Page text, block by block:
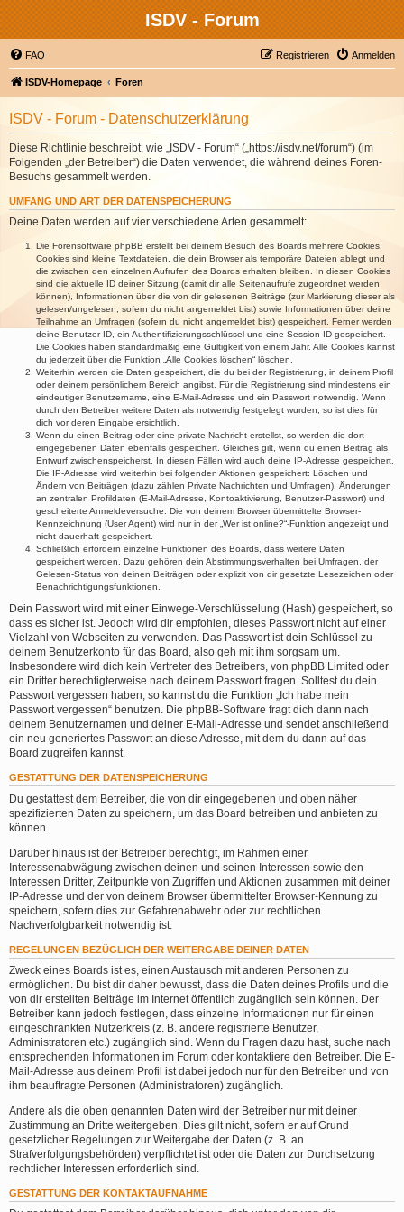
ISDV - Forum
FAQ Anmelden
Registrieren
ISDV-Homepage Foren
ISDV - Forum - Datenschutzerklärung
Diese Richtlinie beschreibt, wie „ISDV - Forum“ („https://isdv.net/forum“) (im
Folgenden „der Betreiber“) die Daten verwendet, die während deines Foren-
Besuchs gesammelt werden.
UMFANG UND ART DER DATENSPEICHERUNG
Deine Daten werden auf vier verschiedene Arten gesammelt:
Die Forensoftware phpBB erstellt bei deinem Besuch des Boards mehrere Cookies.
Cookies sind kleine Textdateien, die dein Browser als temporäre Dateien ablegt und
die zwischen den einzelnen Aufrufen des Boards erhalten bleiben. In diesen Cookies
sind die aktuelle ID deiner Sitzung (damit dir alle Seitenaufrufe zugeordnet werden
können), Informationen über die von dir gelesenen Beiträge (zur Markierung dieser als
gelesen/ungelesen; sofern du nicht angemeldet bist) sowie Informationen über deine
Teilnahme an Umfragen (sofern du nicht angemeldet bist) gespeichert. Ferner werden
deine Benutzer-ID, ein Authentifizierungsschlüssel und eine Session-ID gespeichert.
Die Cookies haben standardmäßig eine Gültigkeit von einem Jahr. Alle Cookies kannst
du jederzeit über die Funktion „Alle Cookies löschen“ löschen.
Weiterhin werden die Daten gespeichert, die du bei der Registrierung, in deinem Profil
oder deinem persönlichem Bereich angibst. Für die Registrierung sind mindestens ein
eindeutiger Benutzername, eine E-Mail-Adresse und ein Passwort notwendig. Wenn
durch den Betreiber weitere Daten als notwendig festgelegt wurden, so ist dies für
dich vor deren Eingabe ersichtlich.
Wenn du einen Beitrag oder eine private Nachricht erstellst, so werden die dort
eingegebenen Daten ebenfalls gespeichert. Gleiches gilt, wenn du einen Beitrag als
Entwurf zwischenspeicherst. In diesen Fällen wird auch deine IP-Adresse gespeichert.
Die IP-Adresse wird weiterhin bei folgenden Aktionen gespeichert: Löschen und
Ändern von Beiträgen (dazu zählen Private Nachrichten und Umfragen), Änderungen
an zentralen Profildaten (E-Mail-Adresse, Kontoaktivierung, Benutzer-Passwort) und
gescheiterte Anmeldeversuche. Die von deinem Browser übermittelte Browser-
Kennzeichnung (User Agent) wird nur in der „Wer ist online?“-Funktion angezeigt und
nicht dauerhaft gespeichert.
Schließlich erfordern einzelne Funktionen des Boards, dass weitere Daten
gespeichert werden. Dazu gehören dein Abstimmungsverhalten bei Umfragen, der
Gelesen-Status von deinen Beiträgen oder explizit von dir gesetzte Lesezeichen oder
Benachrichtigungsfunktionen.
Dein Passwort wird mit einer Einwege-Verschlüsselung (Hash) gespeichert, so
dass es sicher ist. Jedoch wird dir empfohlen, dieses Passwort nicht auf einer
Vielzahl von Webseiten zu verwenden. Das Passwort ist dein Schlüssel zu
deinem Benutzerkonto für das Board, also geh mit ihm sorgsam um.
Insbesondere wird dich kein Vertreter des Betreibers, von phpBB Limited oder
ein Dritter berechtigterweise nach deinem Passwort fragen. Solltest du dein
Passwort vergessen haben, so kannst du die Funktion „Ich habe mein
Passwort vergessen“ benutzen. Die phpBB-Software fragt dich dann nach
deinem Benutzernamen und deiner E-Mail-Adresse und sendet anschließend
ein neu generiertes Passwort an diese Adresse, mit dem du dann auf das
Board zugreifen kannst.
GESTATTUNG DER DATENSPEICHERUNG
Du gestattest dem Betreiber, die von dir eingegebenen und oben näher
spezifizierten Daten zu speichern, um das Board betreiben und anbieten zu
können.
Darüber hinaus ist der Betreiber berechtigt, im Rahmen einer
Interessenabwägung zwischen deinen und seinen Interessen sowie den
Interessen Dritter, Zeitpunkte von Zugriffen und Aktionen zusammen mit deiner
IP-Adresse und der von deinem Browser übermittelter Browser-Kennung zu
speichern, sofern dies zur Gefahrenabwehr oder zur rechtlichen
Nachverfolgbarkeit notwendig ist.
REGELUNGEN BEZÜGLICH DER WEITERGABE DEINER DATEN
Zweck eines Boards ist es, einen Austausch mit anderen Personen zu
ermöglichen. Du bist dir daher bewusst, dass die Daten deines Profils und die
von dir erstellten Beiträge im Internet öffentlich zugänglich sein können. Der
Betreiber kann jedoch festlegen, dass einzelne Informationen nur für einen
eingeschränkten Nutzerkreis (z. B. andere registrierte Benutzer,
Administratoren etc.) zugänglich sind. Wenn du Fragen dazu hast, suche nach
entsprechenden Informationen im Forum oder kontaktiere den Betreiber. Die E-
Mail-Adresse aus deinem Profil ist dabei jedoch nur für den Betreiber und von
ihm beauftragte Personen (Administratoren) zugänglich.
Andere als die oben genannten Daten wird der Betreiber nur mit deiner
Zustimmung an Dritte weitergeben. Dies gilt nicht, sofern er auf Grund
gesetzlicher Regelungen zur Weitergabe der Daten (z. B. an
Strafverfolgungsbehörden) verpflichtet ist oder die Daten zur Durchsetzung
rechtlicher Interessen erforderlich sind.
GESTATTUNG DER KONTAKTAUFNAHME